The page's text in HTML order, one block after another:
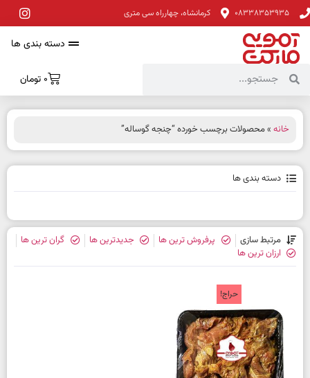
08338353935 کرمانشاه، چهارراه سی متری
دسته بندی ها
0 تومان
خانه » محصولات برچسب خورده “چنجه گوساله”
دسته بندی ها
مرتبط سازی پرفروش ترین ها جدیدترین ها
گران ترین ها
ارزان ترین ها
حراج!